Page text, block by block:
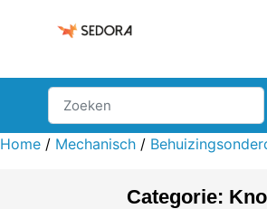
Home / Mechanisch /
Categorie: